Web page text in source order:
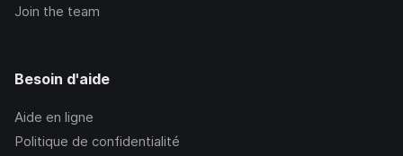
Join the team
Besoin d'aide
Aide en ligne
Politique de confidentialité